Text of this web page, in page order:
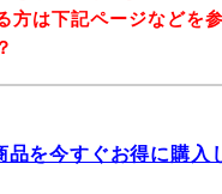
方は下記ページなどを
品を今すぐお得に購入